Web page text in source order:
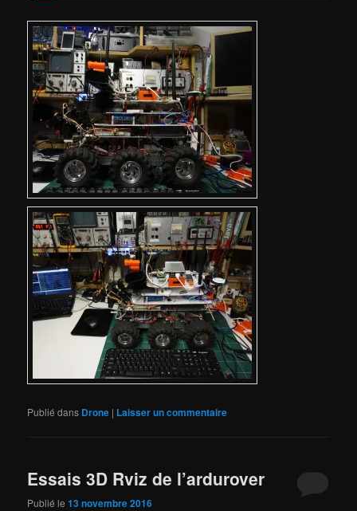
Publié dans Drone | Laisser un commentaire
Essais 3D Rviz de l’ardurover
Publié le13 novembre 2016